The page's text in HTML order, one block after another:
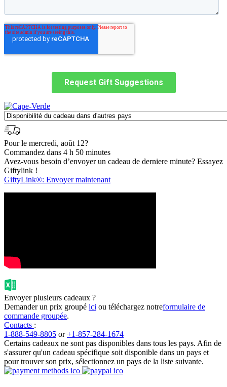
Pour le mercredi, août 12?
Commandez dans 4 h 50 minutes
Avez-vous besoin d’envoyer un cadeau de derniere minute? Essayez
Giftylink !
GiftyLink®: Envoyer maintenant
Envoyer plusieurs cadeaux ?
Demander un prix groupé ici ou téléchargez notreformulaire de
commande groupée.
Contacts :
1-888-549-8805 or+1-857-284-1674
Certains cadeaux ne sont pas disponibles dans tous les pays. Afin de
s'assurer qu'un cadeau spécifique soit disponible dans un pays et
pour trouver son prix, sélectionnez un pays de la liste suivante.